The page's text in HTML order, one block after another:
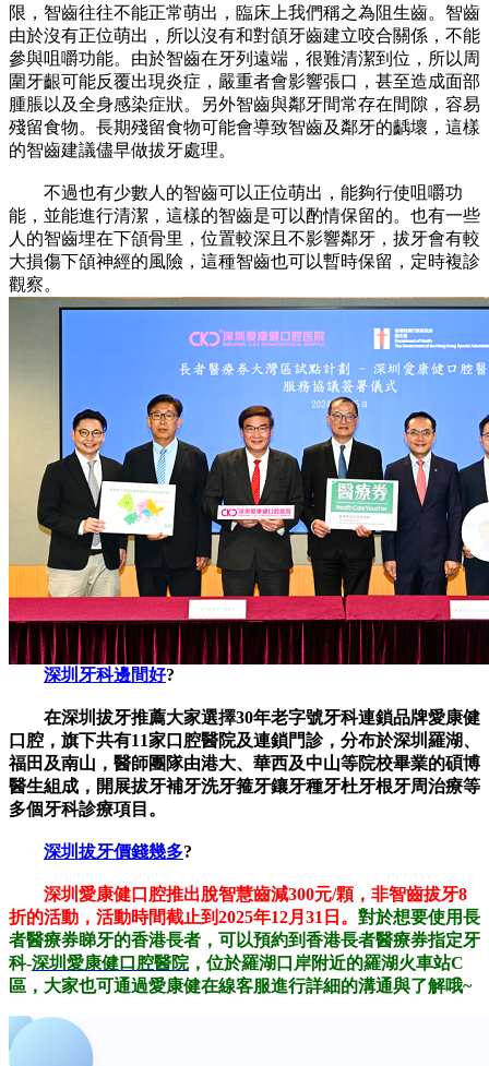
限，智齒往往不能正常萌出，臨床上我們稱之為阻生齒。智齒
由於沒有正位萌出，所以沒有和對頜牙齒建立咬合關係，不能
參與咀嚼功能。由於智齒在牙列遠端，很難清潔到位，所以周
圍牙齦可能反覆出現炎症，嚴重者會影響張口，甚至造成面部
腫脹以及全身感染症狀。另外智齒與鄰牙間常存在間隙，容易
殘留食物。長期殘留食物可能會導致智齒及鄰牙的齲壞，這樣
的智齒建議儘早做拔牙處理。
不過也有少數人的智齒可以正位萌出，能夠行使咀嚼功
能，並能進行清潔，這樣的智齒是可以酌情保留的。也有一些
人的智齒埋在下頜骨里，位置較深且不影響鄰牙，拔牙會有較
大損傷下頜神經的風險，這種智齒也可以暫時保留，定時複診
觀察。
深圳牙科邊間好?
在深圳拔牙推薦大家選擇30年老字號牙科連鎖品牌愛康健
口腔，旗下共有11家口腔醫院及連鎖門診，分布於深圳羅湖、
福田及南山，醫師團隊由港大、華西及中山等院校畢業的碩博
醫生組成，開展拔牙補牙洗牙箍牙鑲牙種牙杜牙根牙周治療等
多個牙科診療項目。
深圳拔牙價錢幾多?
深圳愛康健口腔推出脫智慧齒減300元/顆，非智齒拔牙8
折的活動，活動時間截止到2025年12月31日。 對於想要使用長
者醫療券睇牙的香港長者，可以預約到香港長者醫療券指定牙
科-深圳愛康健口腔醫院，位於羅湖口岸附近的羅湖火車站C
區，大家也可通過愛康健在線客服進行詳細的溝通與了解哦~